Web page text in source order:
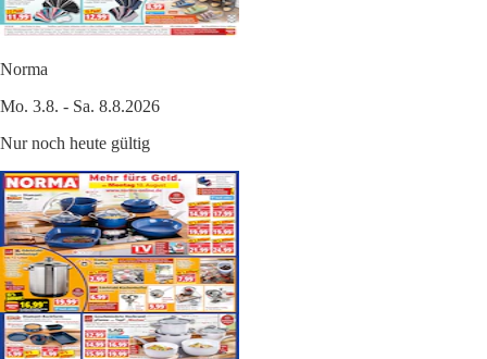
Norma
Mo. 3.8. - Sa. 8.8.2026
Nur noch heute gültig